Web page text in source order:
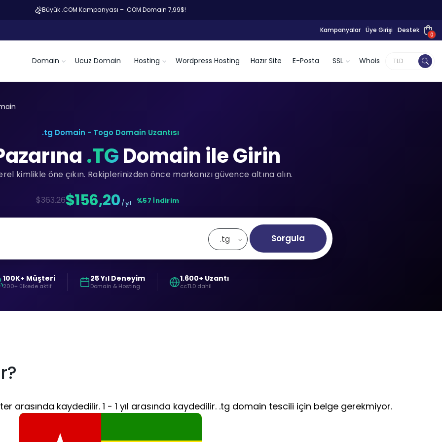
Büyük .COM Kampanyası – .COM Domain 7,99$!
Kampanyalar Üye Girişi Destek
0
Domain Ucuz Domain Hosting Wordpress Hosting Hazır Site E-Posta SSL Whois
.tg Domain - Togo Domain Uzantısı
.TGDomain ile Girin
kimlikle öne çıkın. Rakiplerinizden önce markanızı güvence altına alın.
$363.26$156,20 / yıl %57 İndirim
.tg Sorgula
100K+ Müşteri
200+ ülkede aktif
25 Yıl Deneyim
Domain & Hosting
1.600+ Uzantı
ccTLD dahil
arasında kaydedilir. 1 - 1 yıl arasında kaydedilir. .tg domain tescili için belge gerekmiyor.